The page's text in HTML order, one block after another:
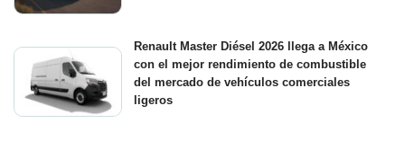
Renault Master Diésel 2026 llega a México
con el mejor rendimiento de combustible
del mercado de vehículos comerciales
ligeros